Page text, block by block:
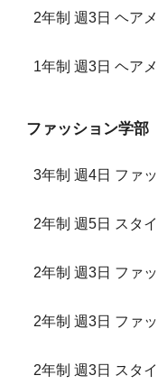
2年制 週3日 ヘア
1年制 週3日 ヘア
ファッション学部
3年制 週4日 ファ
2年制 週5日 スタ
2年制 週3日 ファ
2年制 週3日 ファ
2年制 週3日 スタ